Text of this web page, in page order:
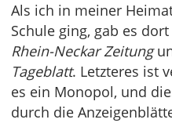
Als ich in meiner
Schule ging, gab es
Rhein-Neckar Zeitung
Tageblatt. Letzteres ist
es ein Monopol, und
durch die